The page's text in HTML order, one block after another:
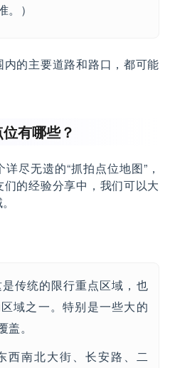
）
的主要道路和路口，都可能
有哪些？
尽无遗的“抓拍点位地图”，
的经验分享中，我们可以大
是传统的限行重点区域，也
域之一。特别是一些大的
。
西南北大街、长安路、二